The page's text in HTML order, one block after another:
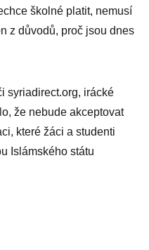
školné platit, nemusí
z důvodů, proč jsou dnes
syriadirect.org, irácké
že nebude akceptovat
které žáci a studenti
Islámského státu